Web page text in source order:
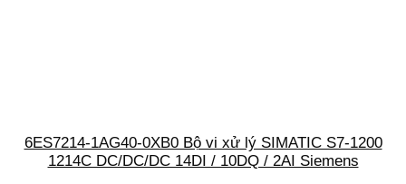
6ES7214-1AG40-0XB0 Bộ vi xử lý SIMATIC S7-1200
1214C DC/DC/DC 14DI / 10DQ / 2AI Siemens